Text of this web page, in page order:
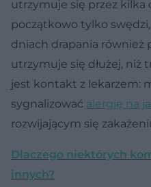
utrzymuje się przez kilka
początkowo tylko
dniach drapania również
utrzymuje się dłużej, niż
jest kontakt z lekarzem:
sygnalizować alergię na
rozwijającym się
Dlaczego niektórych
innych?